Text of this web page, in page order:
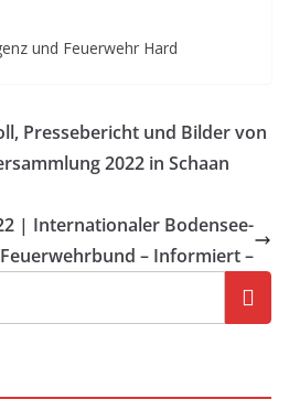
und Feuerwehr Hard
Pressebericht und Bilder von
2022 in Schaan
| Internationaler Bodensee-
Feuerwehrbund – Informiert –